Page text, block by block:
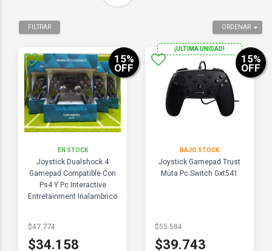
ORDENAR
FILTRAR
EN STOCK
Joystick Dualshock 4
Gamepad Compatible Con
Ps4 Y Pc Interactive
Entretainment Inalambrico
15%
OFF
$47.774
$34.158
¡ULTIMA UNIDAD!
BAJO STOCK
Joystick Gamepad Trust
Muta Pc Switch Gxt541
15%
OFF
$55.584
$39.743